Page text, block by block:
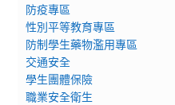
防疫專區
性別平等教育專區
防制學生藥物濫用專區
交通安全
學生團體保險
職業安全衛生